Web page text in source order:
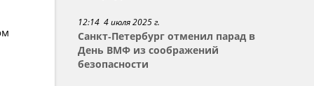
12:14 4 июля 2025 г.
Санкт-Петербург отменил парад в
День ВМФ из соображений
безопасности